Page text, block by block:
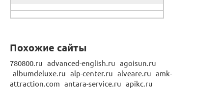
Похожие сайты
780800.ru advanced-english.ru agoisun.ru
albumdeluxe.ru alp-center.ru alveare.ru amk-
attraction.com antara-service.ru apikc.ru